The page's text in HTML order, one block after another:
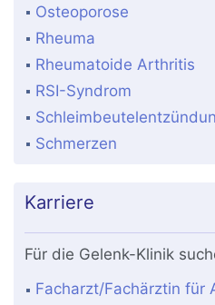
Osteoporose
Rheuma
Rheumatoide Arthritis
RSI-Syndrom
Schmerzen
Karriere
Für die Gelenk-Klinik
Facharzt/Fachärztin für